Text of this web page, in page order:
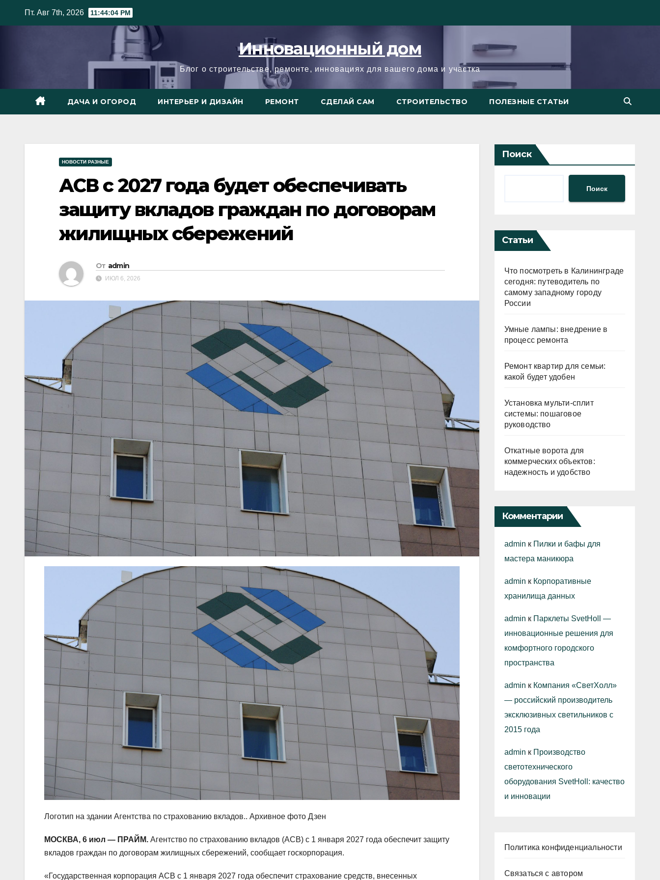
Пт. Авг 7th, 2026 11:44:05 PM
Инновационный дом
Блог о строительстве, ремонте, инновациях для вашего дома и участка
ДАЧА И ОГОРОД ИНТЕРЬЕР И ДИЗАЙН РЕМОНТ СДЕЛАЙ САМ СТРОИТЕЛЬСТВО ПОЛЕЗНЫЕ СТАТЬИ
НОВОСТИ РАЗНЫЕ
АСВ с 2027 года будет обеспечивать
защиту вкладов граждан по договорам
жилищных сбережений
От admin
ИЮЛ 6, 2026
Логотип на здании Агентства по страхованию вкладов.. Архивное фото Дзен
МОСКВА, 6 июл — ПРАЙМ. Агентство по страхованию вкладов (АСВ) с 1 января 2027 года обеспечит защиту
вкладов граждан по договорам жилищных сбережений, сообщает госкорпорация.
«Государственная корпорация АСВ с 1 января 2027 года обеспечит страхование средств, внесенных
Поиск
Поиск
Статьи
Что посмотреть в Калининграде
сегодня: путеводитель по
самому западному городу
России
Умные лампы: внедрение в
процесс ремонта
Ремонт квартир для семьи:
какой будет удобен
Установка мульти-сплит
системы: пошаговое
руководство
Откатные ворота для
коммерческих объектов:
надежность и удобство
Комментарии
admin к Пилки и бафы для
мастера маникюра
admin к Корпоративные
хранилища данных
admin к Парклеты SvetHoll —
инновационные решения для
комфортного городского
пространства
admin к Компания «СветХолл»
— российский производитель
эксклюзивных светильников с
2015 года
admin к Производство
светотехнического
оборудования SvetHoll: качество
и инновации
Политика конфиденциальности
Связаться с автором